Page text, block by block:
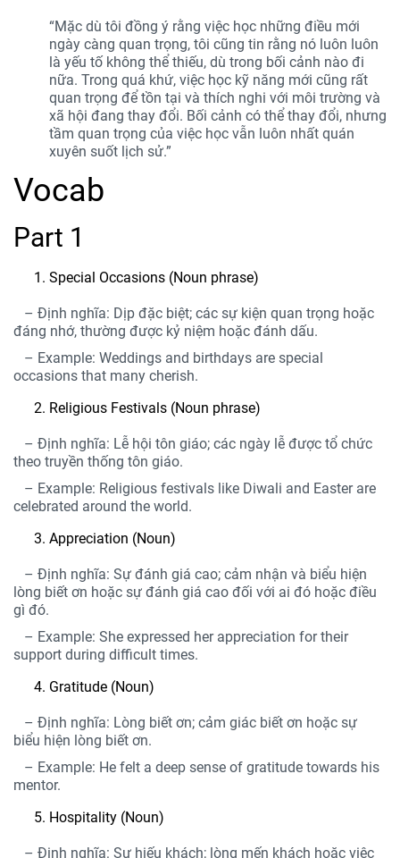
“Mặc dù tôi đồng ý rằng việc học những điều mới
ngày càng quan trọng, tôi cũng tin rằng nó luôn luôn
là yếu tố không thể thiếu, dù trong bối cảnh nào đi
nữa. Trong quá khứ, việc học kỹ năng mới cũng rất
quan trọng để tồn tại và thích nghi với môi trường và
xã hội đang thay đổi. Bối cảnh có thể thay đổi, nhưng
tầm quan trọng của việc học vẫn luôn nhất quán
xuyên suốt lịch sử.”
Vocab
Part 1
Special Occasions (Noun phrase)
– Định nghĩa: Dịp đặc biệt; các sự kiện quan trọng hoặc
đáng nhớ, thường được kỷ niệm hoặc đánh dấu.
– Example: Weddings and birthdays are special
occasions that many cherish.
Religious Festivals (Noun phrase)
– Định nghĩa: Lễ hội tôn giáo; các ngày lễ được tổ chức
theo truyền thống tôn giáo.
– Example: Religious festivals like Diwali and Easter are
celebrated around the world.
Appreciation (Noun)
– Định nghĩa: Sự đánh giá cao; cảm nhận và biểu hiện
lòng biết ơn hoặc sự đánh giá cao đối với ai đó hoặc điều
gì đó.
– Example: She expressed her appreciation for their
support during difficult times.
Gratitude (Noun)
– Định nghĩa: Lòng biết ơn; cảm giác biết ơn hoặc sự
biểu hiện lòng biết ơn.
– Example: He felt a deep sense of gratitude towards his
mentor.
Hospitality (Noun)
– Định nghĩa: Sự hiếu khách; lòng mến khách hoặc việc